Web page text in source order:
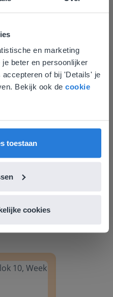
en marketing
beter en persoonlijker
of bij 'Details' je
Bekijk ook de cookie
toestaan
cookies
9, Week 3,
10, Week 2,
niet
dat je misschien
English gaat. Hier
Nederland